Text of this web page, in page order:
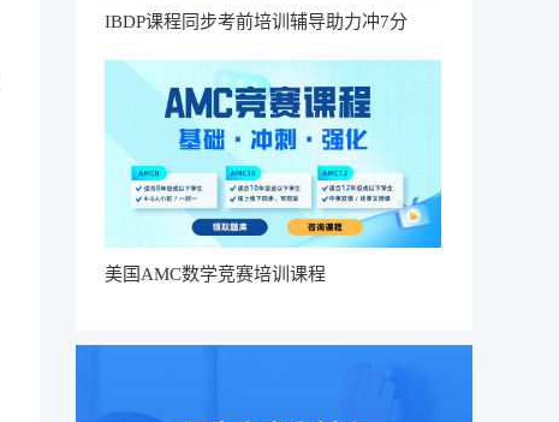
IBDP课程同步考前培训辅导助力冲7分
美国AMC数学竞赛培训课程